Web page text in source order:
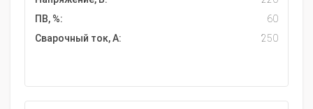
ПВ, %:
60
Сварочный ток, А:
250